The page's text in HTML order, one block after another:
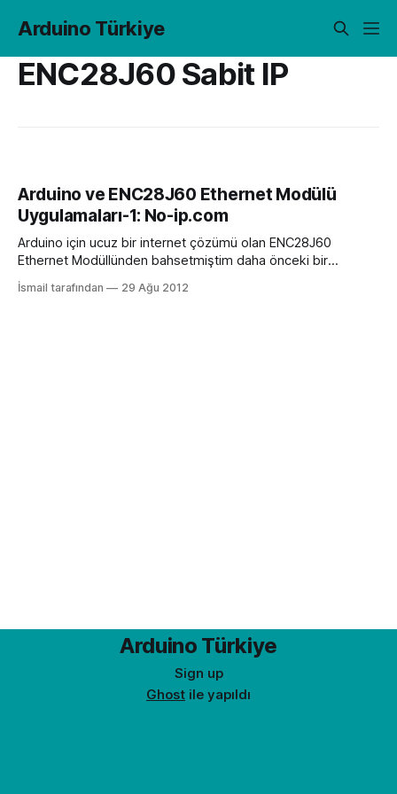
Arduino Türkiye
ENC28J60 Sabit IP
Arduino ve ENC28J60 Ethernet Modülü
Uygulamaları-1: No-ip.com
Arduino için ucuz bir internet çözümü olan ENC28J60
Ethernet Modüllünden bahsetmiştim daha önceki bir
yazımda. Bu yazımda ise webserver ve web otomasyon
sistemleriyle uğraşanlar için büyük bir engel oluşturan sabit
İsmail tarafından 29 Ağu 2012
Arduino Türkiye
Sign up
Ghost ile yapıldı